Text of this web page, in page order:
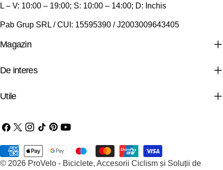
L – V: 10:00 – 19:00; S: 10:00 – 14:00; D: Inchis
Pab Grup SRL / CUI: 15595390 / J2003009643405
Magazin
De interes
Utile
Facebook
X
Instagram
TIC-Pinterest
YouTube
© 2026 ProVelo - Biciclete, Accesorii Ciclism și Soluții de
Metode
de